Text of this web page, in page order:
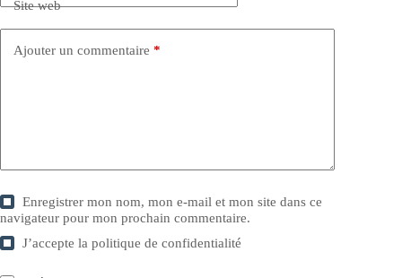
Site web
Ajouter un commentaire *
Enregistrer mon nom, mon e-mail et mon site dans ce
navigateur pour mon prochain commentaire.
J’accepte lapolitique de confidentialité